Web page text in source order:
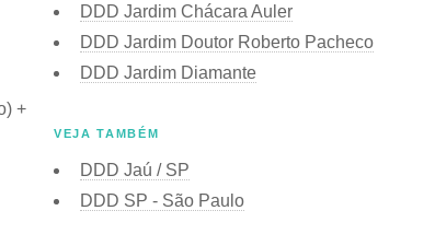
+
DDD Jardim Chácara Auler
DDD Jardim Doutor Roberto Pacheco
DDD Jardim Diamante
VEJA TAMBÉM
DDD Jaú / SP
DDD SP - São Paulo